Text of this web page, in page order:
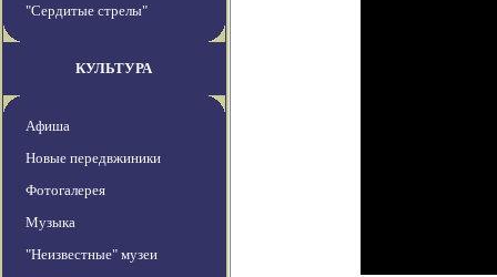
"Сердитые стрелы"
КУЛЬТУРА
Афиша
Новые передвжиники
Фотогалерея
Музыка
"Неизвестные" музеи